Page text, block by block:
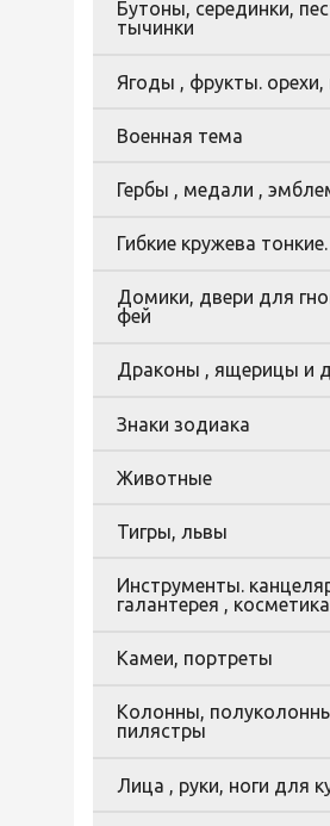
Бутоны, серединки,
тычинки
Ягоды , фрукты.
Военная тема
Гербы , медали ,
Гибкие кружева тонкие.
Домики, двери для
фей
Драконы , ящерицы и
Знаки зодиака
Животные
Тигры, львы
Инструменты.
галантерея , косметика
Камеи, портреты
Колонны,
пилястры
Лица , руки, ноги для